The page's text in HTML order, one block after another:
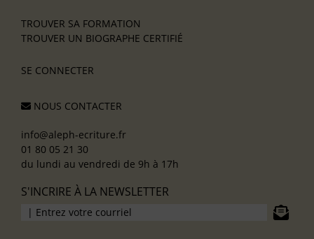
TROUVER SA FORMATION
TROUVER UN BIOGRAPHE CERTIFIÉ
SE CONNECTER
NOUS CONTACTER
info@aleph-ecriture.fr
01 80 05 21 30
du lundi au vendredi de 9h à 17h
S'INCRIRE À LA NEWSLETTER